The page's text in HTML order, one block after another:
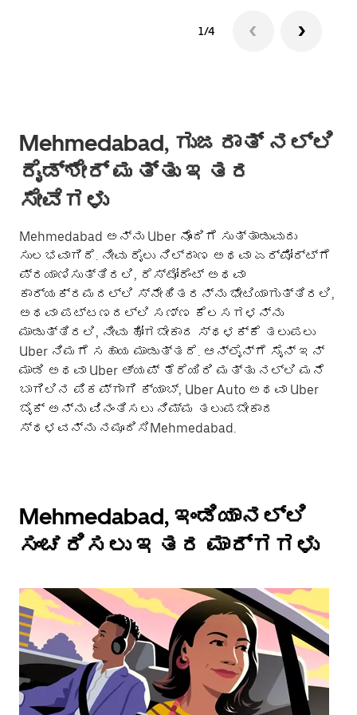
1/4
Mehmedabad, ಗುಜರಾತ್ ನಲ್ಲಿ
ರೈಡ್‌ಶೇರ್ ಮತ್ತು ಇತರ
ಸೇವೆಗಳು
Mehmedabad ಅನ್ನು Uber ನೊಂದಿಗೆ ಸುತ್ತಾಡುವುದು
ಸುಲಭವಾಗಿದೆ. ನೀವು ರೈಲು ನಿಲ್ದಾಣ ಅಥವಾ ಏರ್‌ಪೋರ್ಟ್‌ಗೆ
ಪ್ರಯಾಣಿಸುತ್ತಿರಲಿ, ರೆಸ್ಟೋರೆಂಟ್ ಅಥವಾ
ಕಾರ್ಯಕ್ರಮದಲ್ಲಿ ಸ್ನೇಹಿತರನ್ನು ಭೇಟಿಯಾಗುತ್ತಿರಲಿ,
ಅಥವಾ ಪಟ್ಟಣದಲ್ಲಿ ಸಣ್ಣ ಕೆಲಸಗಳನ್ನು
ಮಾಡುತ್ತಿರಲಿ, ನೀವು ಹೋಗಬೇಕಾದ ಸ್ಥಳಕ್ಕೆ ತಲುಪಲು
Uber ನಿಮಗೆ ಸಹಾಯ ಮಾಡುತ್ತದೆ. ಆನ್‌ಲೈನ್‌ಗೆ ಸೈನ್ ಇನ್
ಮಾಡಿ ಅಥವಾ Uber ಆ್ಯಪ್ ತೆರೆಯಿರಿ ಮತ್ತು ನಲ್ಲಿ ಮನೆ
ಬಾಗಿಲಿನ ಪಿಕಪ್‌ಗಾಗಿ ಕ್ಯಾಬ್, Uber Auto ಅಥವಾ Uber
ಬೈಕ್ ಅನ್ನು ವಿನಂತಿಸಲು ನಿಮ್ಮ ತಲುಪಬೇಕಾದ
ಸ್ಥಳವನ್ನು ನಮೂದಿಸಿMehmedabad.
Mehmedabad, ಇಂಡಿಯಾನಲ್ಲಿ
ಸಂಚರಿಸಲು ಇತರ ಮಾರ್ಗಗಳು